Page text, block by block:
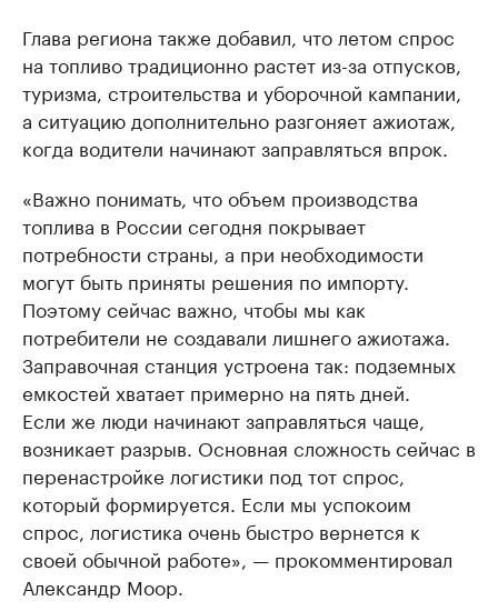
Глава региона также добавил, что летом спрос
на топливо традиционно растет из-за отпусков,
туризма, строительства и уборочной кампании,
а ситуацию дополнительно разгоняет ажиотаж,
когда водители начинают заправляться впрок.
«Важно понимать, что объем производства
топлива в России сегодня покрывает
потребности страны, а при необходимости
могут быть приняты решения по импорту.
Поэтому сейчас важно, чтобы мы как
потребители не создавали лишнего ажиотажа.
Заправочная станция устроена так: подземных
емкостей хватает примерно на пять дней.
Если же люди начинают заправляться чаще,
возникает разрыв. Основная сложность сейчас в
перенастройке логистики под тот спрос,
который формируется. Если мы успокоим
спрос, логистика очень быстро вернется к
своей обычной работе», — прокомментировал
Александр Моор.